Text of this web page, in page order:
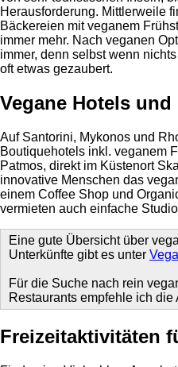
Herausforderung. Mittlerweile
Bäckereien mit veganem
immer mehr. Nach veganen
immer, denn selbst wenn
oft etwas gezaubert.
Vegane Hotels
Auf Santorini, Mykonos und
Boutiquehotels inkl. veganem
Patmos, direkt im Küstenort
innovative Menschen das
einem Coffee Shop und
vermieten auch einfache
Eine gute Übersicht über
Unterkünfte gibt es unter
Für die Suche nach rein
Restaurants empfehle ich die
Freizeitaktivitäten